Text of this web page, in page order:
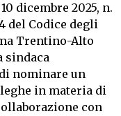
dicembre 2025, n.
del Codice degli
Trentino-Alto
sindaca
nominare un
in materia di
con